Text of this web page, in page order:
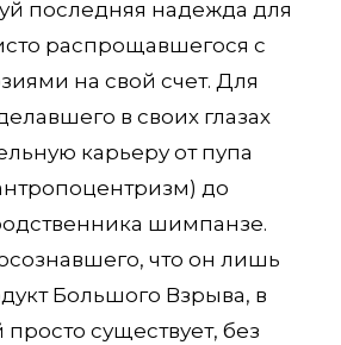
последняя надежда для
распрощавшегося с
на свой счет. Для
в своих глазах
карьеру от пупа
до
шимпанзе.
что он лишь
Большого Взрыва, в
существует, без